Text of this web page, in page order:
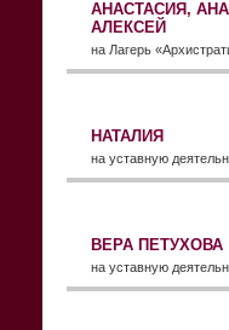
АНАСТАСИЯ,
АЛЕКСЕЙ
на Лагерь
НАТАЛИЯ
на уставную
ВЕРА ПЕТУХОВА
на уставную